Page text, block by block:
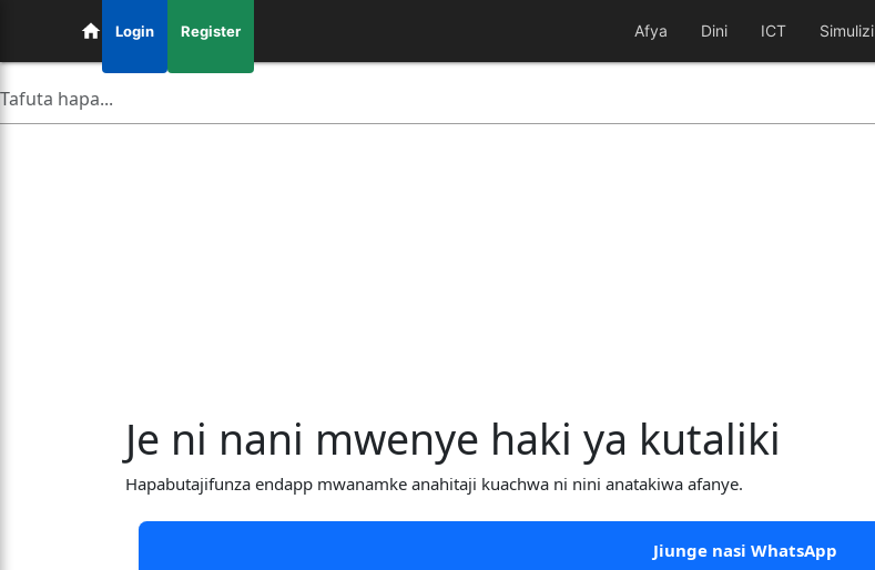
Login Register Afya Dini ICT Simulizi
Je ni nani mwenye haki ya kutaliki
Hapabutajifunza endapp mwanamke anahitaji kuachwa ni nini anatakiwa afanye.
Jiunge nasi WhatsApp